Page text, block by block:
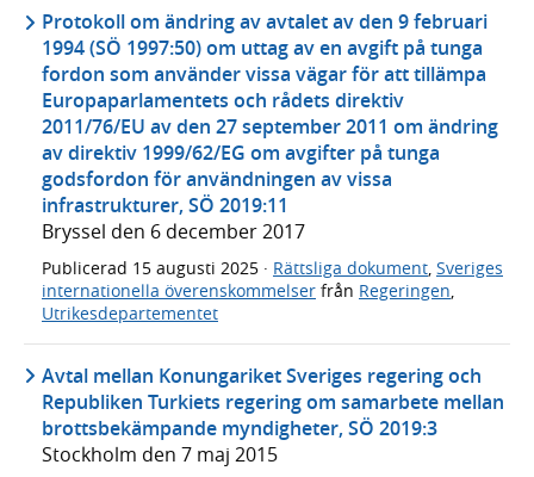
Protokoll om ändring av avtalet av den 9 februari
1994 (SÖ 1997:50) om uttag av en avgift på tunga
fordon som använder vissa vägar för att tillämpa
Europaparlamentets och rådets direktiv
2011/76/EU av den 27 september 2011 om ändring
av direktiv 1999/62/EG om avgifter på tunga
godsfordon för användningen av vissa
infrastrukturer, SÖ 2019:11
Bryssel den 6 december 2017
Publicerad 15 augusti 2025 · Rättsliga dokument, Sveriges
internationella överenskommelser från Regeringen,
Utrikesdepartementet
Avtal mellan Konungariket Sveriges regering och
Republiken Turkiets regering om samarbete mellan
brottsbekämpande myndigheter, SÖ 2019:3
Stockholm den 7 maj 2015